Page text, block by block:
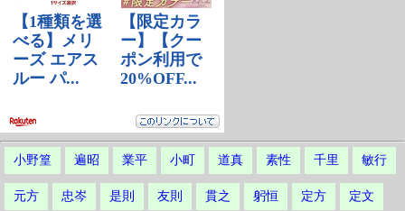
小野篁 遍昭 業平 小町 道真 素性 千里 敏行
元方 忠岑 是則 友則 貫之 躬恒 定方 定文